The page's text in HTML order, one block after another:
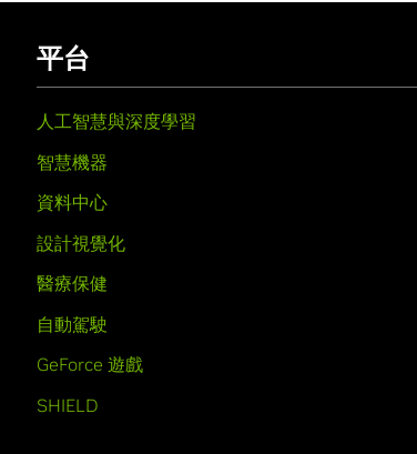
平台
人工智慧與深度學習
智慧機器
資料中心
設計視覺化
醫療保健
自動駕駛
GeForce 遊戲
SHIELD